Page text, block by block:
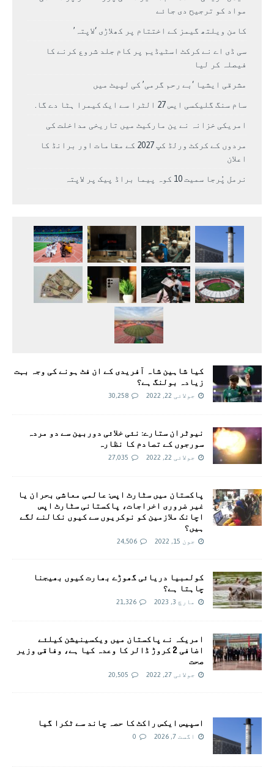
مواد کو ترجیح دی جائے
کامن ویلتھ گیمز کے اختتام پر کھلاڑی ‘لاپتہ’
سی ڈی اے نے کرکٹ اسٹیڈیم پر کام جلد شروع کرنے کا
فیصلہ کر لیا
مشرقی ایشیا ‘بے رحم گرمی’ کی لپیٹ میں
سام سنگ گلیکسی ایس 27 الٹرا سے ایک کیمرا ہٹا دے گا.
امریکی خزانہ نے ین مارکیٹ میں تاریخی مداخلت کی
مردوں کے کرکٹ ورلڈ کپ 2027 کے مقامات اور برانڈ کا
اعلان
نرمل پُرجا سمیت 10 کوہ پیما براڈ پیک پر لاپتہ
کیا شاہین شاہ آفریدی کے ان فٹ ہونے کی وجہ بہت
زیادہ بولنگ ہے؟
جولائی 22, 2022 30,258
نیوٹران ستارے: نئی خلائی دوربین سے دو مردہ
سورجوں کے تصادم کا نظارہ
جولائی 22, 2022 27,035
پاکستان میں سٹارٹ اپس: عالمی معاشی بحران یا
غیر ضروری اخراجات، پاکستانی سٹارٹ اپس
اچانک ملازمین کو نوکریوں سے کیوں نکالنے لگے
ہیں؟
جون 15, 2022 24,506
کولمبیا دریائی گھوڑے بھارت کیوں بھیجنا
چاہتا ہے؟
مارچ 3, 2023 21,326
امريکہ نے پاکستان میں ویکسینیشن کیلئے
اضافی 2 کروڑ ڈالر کا وعدہ کیا ہے، وفاقی وزیر
صحت
جولائی 27, 2022 20,505
اسپیس ایکس راکٹ کا حصہ چاند سے ٹکرا گیا
اگست 7, 2026 0